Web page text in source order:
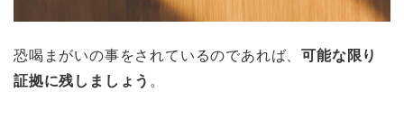
恐喝まがいの事をされているのであれば、可能な限り
証拠に残しましょう 。